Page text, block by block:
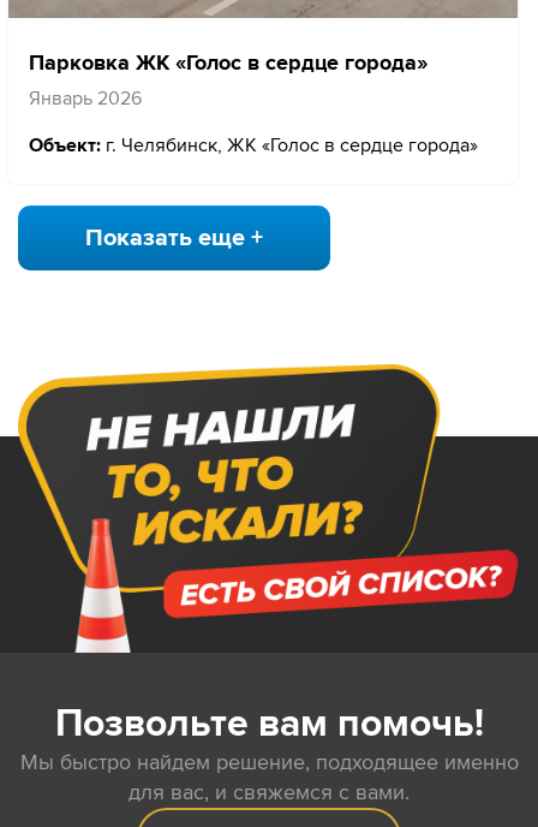
Парковка ЖК «Голос в сердце города»
Январь 2026
Объект: г. Челябинск, ЖК «Голос в сердце города»
Показать еще +
Позвольте вам помочь!
Мы быстро найдем решение, подходящее именно
для вас, и свяжемся с вами.